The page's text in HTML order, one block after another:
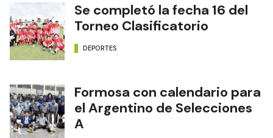
Se completó la fecha 16 del
Torneo Clasificatorio
DEPORTES
Formosa con calendario para
el Argentino de Selecciones
A